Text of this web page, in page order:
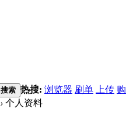
搜索 热搜: 浏览器 刷单 上传
› 个人资料